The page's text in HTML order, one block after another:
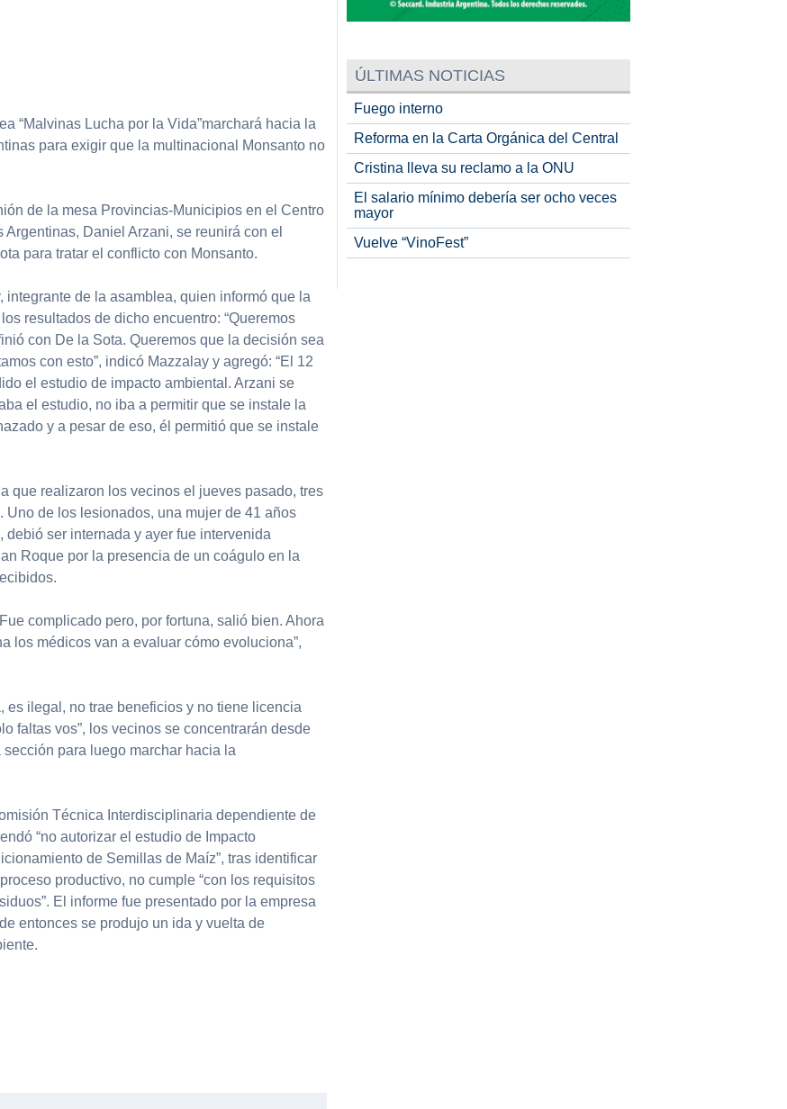
“Malvinas Lucha por la Vida”marchará hacia la
para exigir que la multinacional Monsanto no
de la mesa Provincias-Municipios en el Centro
Daniel Arzani, se reunirá con el
para tratar el conflicto con Monsanto.
integrante de la asamblea, quien informó que la
resultados de dicho encuentro: “Queremos
con De la Sota. Queremos que la decisión sea
con esto”, indicó Mazzalay y agregó: “El 12
el estudio de impacto ambiental. Arzani se
el estudio, no iba a permitir que se instale la
y a pesar de eso, él permitió que se instale
que realizaron los vecinos el jueves pasado, tres
Uno de los lesionados, una mujer de 41 años
ser internada y ayer fue intervenida
Roque por la presencia de un coágulo en la
complicado pero, por fortuna, salió bien. Ahora
los médicos van a evaluar cómo evoluciona”,
es ilegal, no trae beneficios y no tiene licencia
faltas vos”, los vecinos se concentrarán desde
para luego marchar hacia la
Técnica Interdisciplinaria dependiente de
“no autorizar el estudio de Impacto
de Semillas de Maíz”, tras identificar
productivo, no cumple “con los requisitos
El informe fue presentado por la empresa
entonces se produjo un ida y vuelta de
ÚLTIMAS NOTICIAS
Fuego interno
Reforma en la Carta Orgánica del Central
Cristina lleva su reclamo a la ONU
El salario mínimo debería ser ocho veces
mayor
Vuelve “VinoFest”